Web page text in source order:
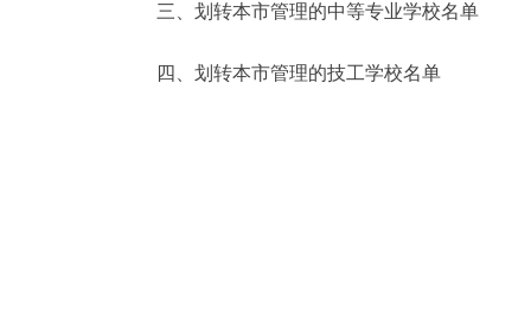
ENGLISH
三、划转本市管理的中等专业学校名单
四、划转本市管理的技工学校名单